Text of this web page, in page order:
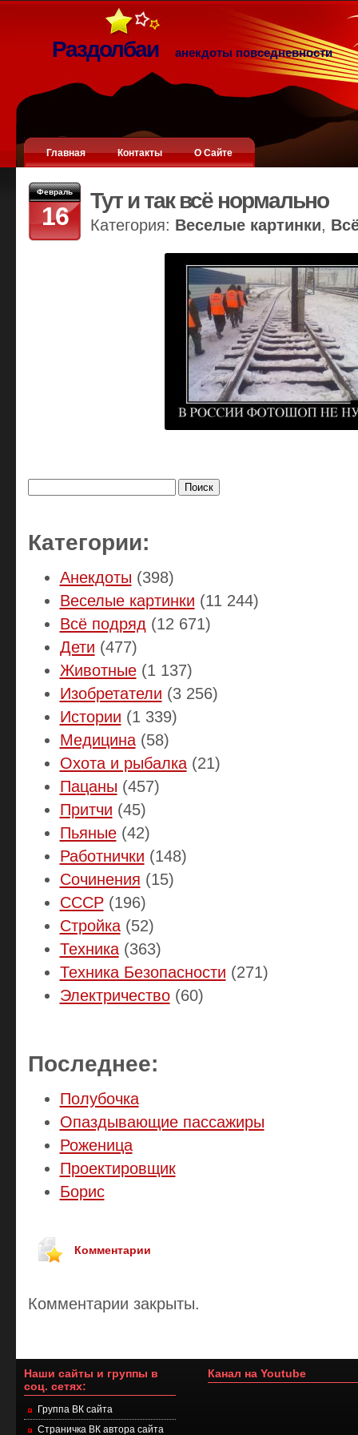
Раздолбаи анекдоты повседневности
Главная Контакты О Сайте
Февраль
16
Тут и так всё нормально
Категория: Веселые картинки,
Категории:
Анекдоты (398)
Веселые картинки (11 244)
Всё подряд (12 671)
Дети (477)
Животные(1 137)
Изобретатели (3 256)
Истории (1 339)
Медицина(58)
Охота и рыбалка(21)
Пацаны (457)
Притчи (45)
Пьяные(42)
Работнички (148)
Сочинения (15)
СССР(196)
Стройка(52)
Техника(363)
Техника Безопасности (271)
Электричество(60)
Последнее:
Полубочка
Опаздывающие пассажиры
Роженица
Проектировщик
Борис
Комментарии
Комментарии закрыты.
Наши сайты и группы в
соц. сетях:
Группа ВК сайта
Страничка ВК автора сайта
Канал на Youtube